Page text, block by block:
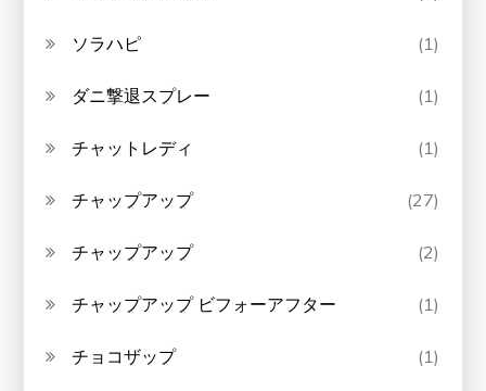
ソラハピ (1)
ダニ撃退スプレー (1)
チャットレディ (1)
チャップアップ (27)
チャップアップ (2)
チャップアップ ビフォーアフター (1)
チョコザップ (1)